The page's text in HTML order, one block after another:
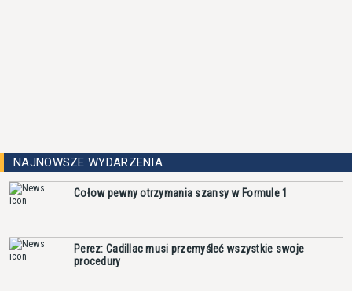
NAJNOWSZE WYDARZENIA
Cołow pewny otrzymania szansy w Formule 1
Perez: Cadillac musi przemyśleć wszystkie swoje
procedury